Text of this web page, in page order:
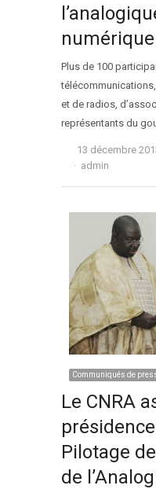
numérique
Plus de 100
et de radios,
représentants du
13 décembre
Auteur
admin
Communiqués de
Le CNRA
Pilotage
de